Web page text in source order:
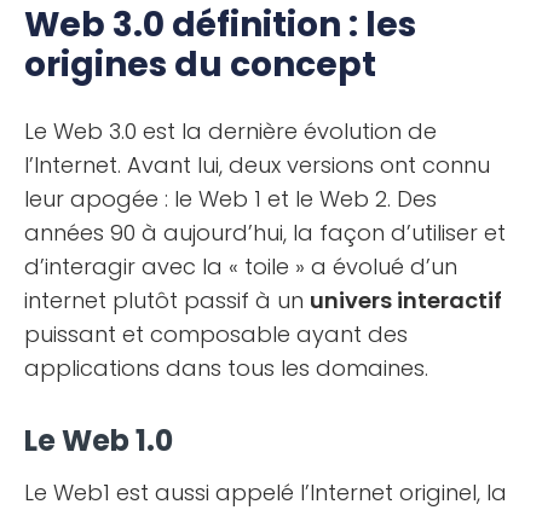
Web 3.0 définition : les
origines du concept
Le Web 3.0 est la dernière évolution de
l’Internet. Avant lui, deux versions ont connu
leur apogée : le Web 1 et le Web 2. Des
années 90 à aujourd’hui, la façon d’utiliser et
d’interagir avec la « toile » a évolué d’un
internet plutôt passif à un univers interactif
puissant et composable ayant des
applications dans tous les domaines.
Le Web 1.0
Le Web1 est aussi appelé l’Internet originel, la